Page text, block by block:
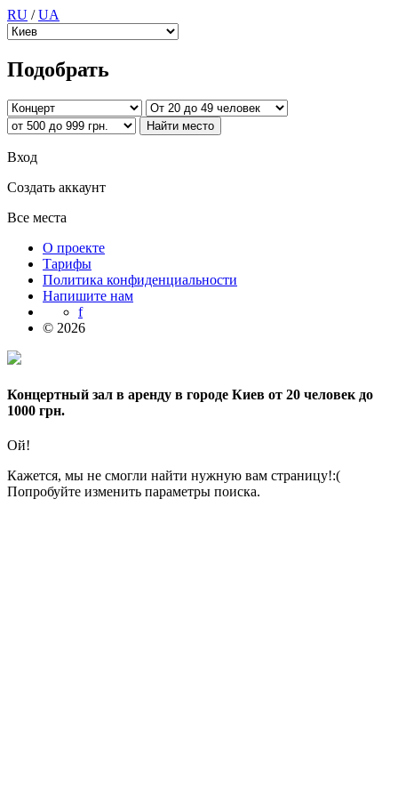
RU /UA
Подобрать
Вход
Создать аккаунт
Все места
О проекте
Тарифы
Политика конфиденциальности
Напишите нам
f
© 2026
Концертный зал в аренду в городе Киев от 20 человек до
1000 грн.
Ой!
Кажется, мы не смогли найти нужную вам страницу!:(
Попробуйте изменить параметры поиска.